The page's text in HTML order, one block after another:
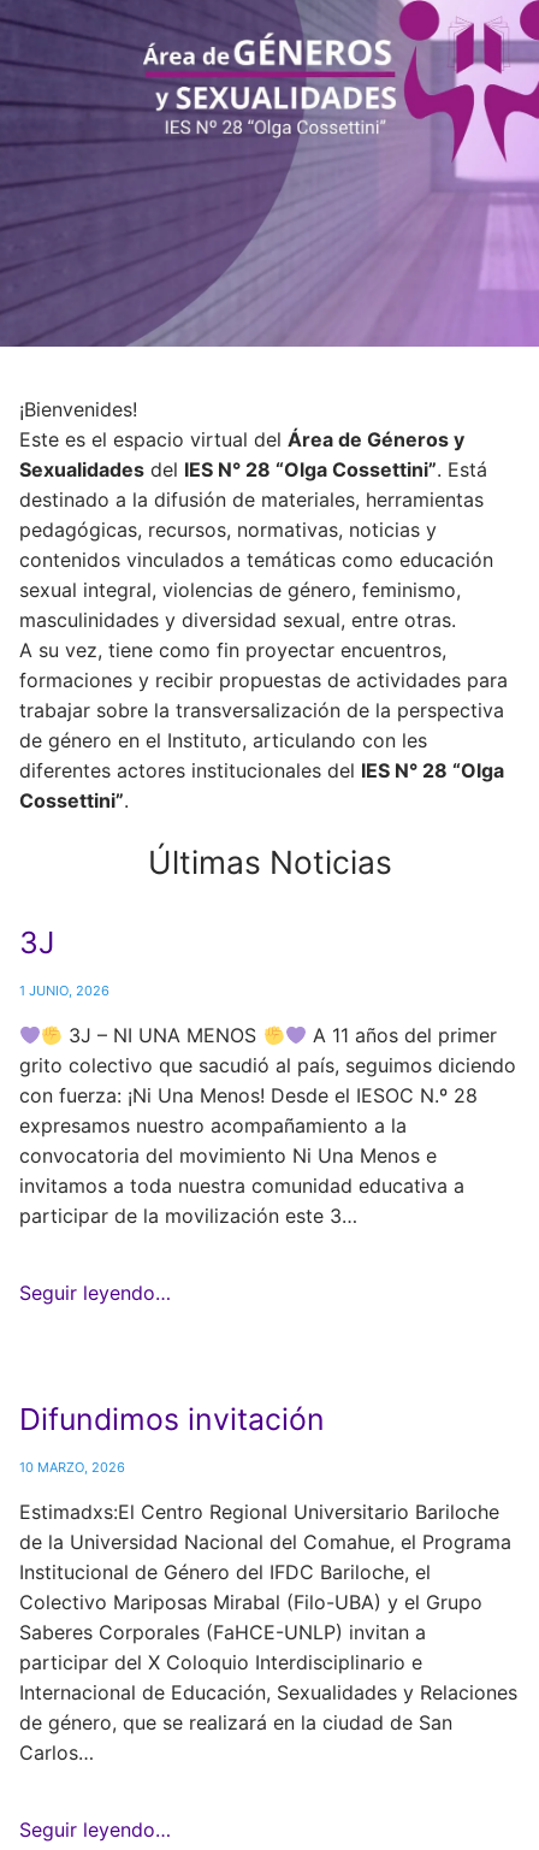
¡Bienvenides!
Este es el espacio virtual del Área de Géneros y
Sexualidades del IES N° 28 “Olga Cossettini”. Está
destinado a la difusión de materiales, herramientas
pedagógicas, recursos, normativas, noticias y
contenidos vinculados a temáticas como educación
sexual integral, violencias de género, feminismo,
masculinidades y diversidad sexual, entre otras.
A su vez, tiene como fin proyectar encuentros,
formaciones y recibir propuestas de actividades para
trabajar sobre la transversalización de la perspectiva
de género en el Instituto, articulando con les
diferentes actores institucionales del IES N° 28 “Olga
Cossettini”.
Últimas Noticias
3J
1 JUNIO, 2026
3J – NI UNA MENOS
A 11 años del primer
grito colectivo que sacudió al país, seguimos diciendo
con fuerza: ¡Ni Una Menos! Desde el IESOC N.º 28
expresamos nuestro acompañamiento a la
convocatoria del movimiento Ni Una Menos e
invitamos a toda nuestra comunidad educativa a
participar de la movilización este 3…
Seguir leyendo…
Difundimos invitación
10 MARZO, 2026
Estimadxs:El Centro Regional Universitario Bariloche
de la Universidad Nacional del Comahue, el Programa
Institucional de Género del IFDC Bariloche, el
Colectivo Mariposas Mirabal (Filo-UBA) y el Grupo
Saberes Corporales (FaHCE-UNLP) invitan a
participar del X Coloquio Interdisciplinario e
Internacional de Educación, Sexualidades y Relaciones
de género, que se realizará en la ciudad de San
Carlos…
Seguir leyendo…